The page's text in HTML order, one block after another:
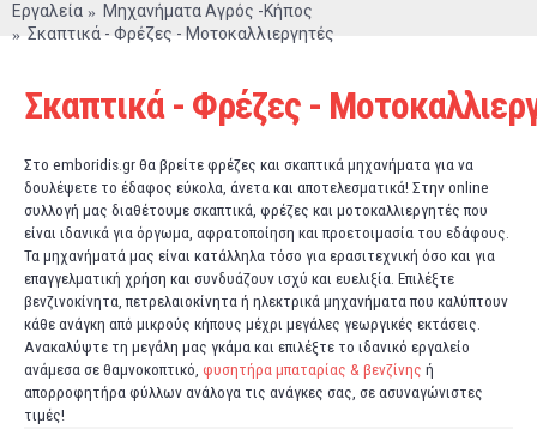
Εργαλεία
Μηχανήματα Αγρός -Κήπος
Σκαπτικά - Φρέζες - Μοτοκαλλιεργητές
Σκαπτικά - Φρέζες -
Στο emboridis.gr θα βρείτε φρέζες και σκαπτικά μηχανήματα για να
δουλέψετε το έδαφος εύκολα, άνετα και αποτελεσματικά! Στην online
συλλογή μας διαθέτουμε σκαπτικά, φρέζες και μοτοκαλλιεργητές που
είναι ιδανικά για όργωμα, αφρατοποίηση και προετοιμασία του εδάφους.
Τα μηχανήματά μας είναι κατάλληλα τόσο για ερασιτεχνική όσο και για
επαγγελματική χρήση και συνδυάζουν ισχύ και ευελιξία. Επιλέξτε
βενζινοκίνητα, πετρελαιοκίνητα ή ηλεκτρικά μηχανήματα που καλύπτουν
κάθε ανάγκη από μικρούς κήπους μέχρι μεγάλες γεωργικές εκτάσεις.
Ανακαλύψτε τη μεγάλη μας γκάμα και επιλέξτε το ιδανικό εργαλείο
ανάμεσα σε θαμνοκοπτικό, φυσητήρα μπαταρίας & βενζίνης ή
απορροφητήρα φύλλων ανάλογα τις ανάγκες σας, σε ασυναγώνιστες
τιμές!